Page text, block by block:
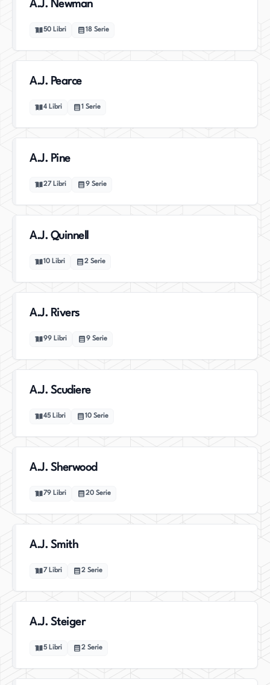
A.J. Newman
50 Libri 18 Serie
A.J. Pearce
4 Libri 1 Serie
A.J. Pine
27 Libri 9 Serie
A.J. Quinnell
10 Libri 2 Serie
A.J. Rivers
99 Libri 9 Serie
A.J. Scudiere
45 Libri 10 Serie
A.J. Sherwood
79 Libri 20 Serie
A.J. Smith
7 Libri 2 Serie
A.J. Steiger
5 Libri 2 Serie